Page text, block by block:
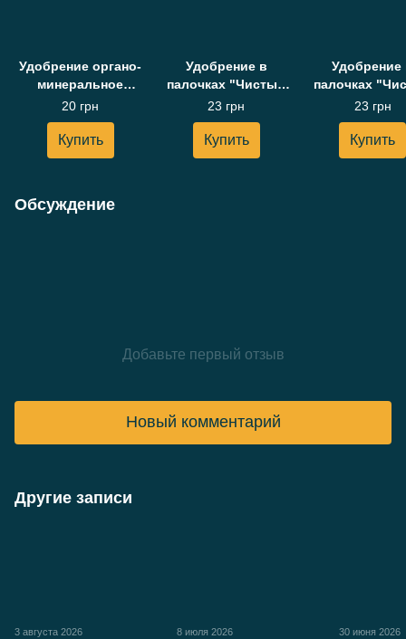
Удобрение органо-
минеральное
жидкое "Волшебная
смесь"
Универсальное,
500мл
20 грн
Купить
Удобрение в
палочках "Чистый
Лист", блистер
30шт
универсальное
23 грн
Купить
Удобрение
палочках
Лист",
30шт для
23 грн
Купить
Обсуждение
Добавьте первый отзыв
Новый комментарий
Другие записи
3 августа 2026 8 июля 2026 30 июня 2026